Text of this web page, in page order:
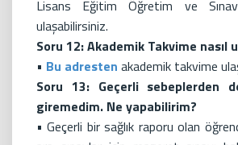
Lisans Eğitim Öğretim ve
ulaşabilirsiniz.
Soru 12: Akademik Takvime nasıl
• Bu adresten akademik takvime
Soru 13: Geçerli sebeplerden
giremedim. Ne yapabilirim?
• Geçerli bir sağlık raporu olan